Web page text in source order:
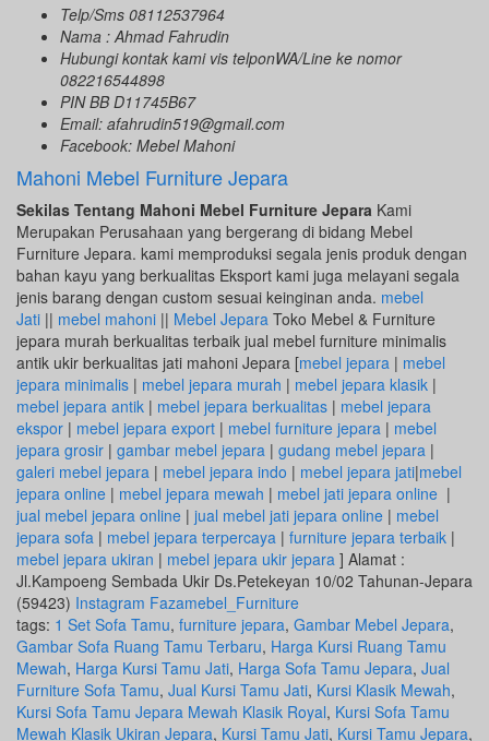
Telp/Sms 08112537964
Nama : Ahmad Fahrudin
Hubungi kontak kami vis telponWA/Line ke nomor
082216544898
PIN BB D11745B67
Email: afahrudin519@gmail.com
Facebook: Mebel Mahoni
Mahoni Mebel Furniture Jepara
Sekilas Tentang Mahoni Mebel Furniture Jepara Kami
Merupakan Perusahaan yang bergerang di bidang Mebel
Furniture Jepara. kami memproduksi segala jenis produk dengan
bahan kayu yang berkualitas Eksport kami juga melayani segala
jenis barang dengan custom sesuai keinginan anda. mebel
Jati || mebel mahoni || Mebel Jepara Toko Mebel & Furniture
jepara murah berkualitas terbaik jual mebel furniture minimalis
antik ukir berkualitas jati mahoni Jepara [mebel jepara | mebel
jepara minimalis | mebel jepara murah | mebel jepara klasik |
mebel jepara antik | mebel jepara berkualitas | mebel jepara
ekspor | mebel jepara export | mebel furniture jepara | mebel
jepara grosir | gambar mebel jepara | gudang mebel jepara |
galeri mebel jepara | mebel jepara indo | mebel jepara jati|mebel
jepara online | mebel jepara mewah | mebel jati jepara online |
jual mebel jepara online | jual mebel jati jepara online | mebel
jepara sofa | mebel jepara terpercaya | furniture jepara terbaik |
mebel jepara ukiran | mebel jepara ukir jepara ] Alamat :
Jl.Kampoeng Sembada Ukir Ds.Petekeyan 10/02 Tahunan-Jepara
(59423) Instagram Fazamebel_Furniture
tags: 1 Set Sofa Tamu, furniture jepara, Gambar Mebel Jepara,
Gambar Sofa Ruang Tamu Terbaru, Harga Kursi Ruang Tamu
Mewah, Harga Kursi Tamu Jati, Harga Sofa Tamu Jepara, Jual
Furniture Sofa Tamu, Jual Kursi Tamu Jati, Kursi Klasik Mewah,
Kursi Sofa Tamu Jepara Mewah Klasik Royal, Kursi Sofa Tamu
Mewah Klasik Ukiran Jepara, Kursi Tamu Jati, Kursi Tamu Jepara,